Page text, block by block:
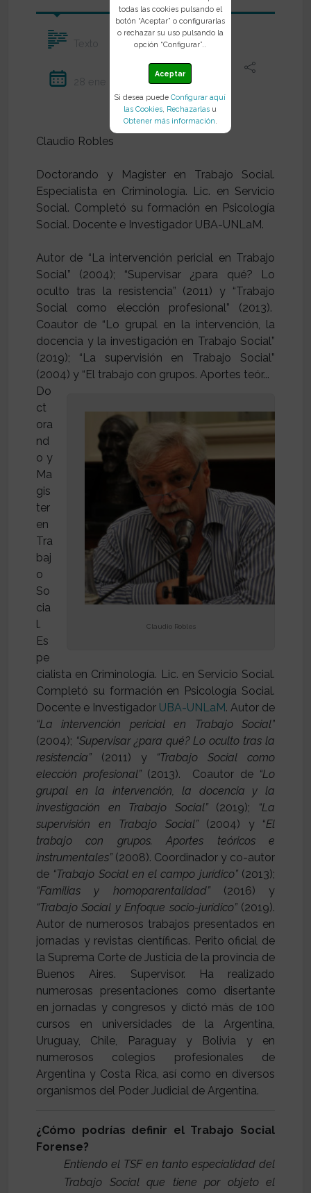
todas las cookies pulsando el
botón “Aceptar” o configurarlas
o rechazar su uso pulsando la
opción “Configurar”..
Aceptar
Si desea puedeConfigurar aquí
las Cookies Rechazarlas u
Obtener más información
Texto
28 ene 2021
Claudio Robles
Doctorando y Magister en Trabajo Social.
Especialista en Criminología. Lic. en Servicio
Social. Completó su formación en Psicología
Social. Docente e Investigador UBA-UNLaM.
Autor de “La intervención pericial en Trabajo
Social” (2004); “Supervisar ¿para qué? Lo
oculto tras la resistencia” (2011) y “Trabajo
Social como elección profesional” (2013).
Coautor de “Lo grupal en la intervención, la
docencia y la investigación en Trabajo Social”
(2019); “La supervisión en Trabajo Social”
Claudio Robles
Do
ct
ora
nd
o y
Ma
gis
ter
en
Tra
baj
o
So
cia
l.
Es
pe
cialista en Criminología. Lic. en Servicio Social.
Completó su formación en Psicología Social.
Docente e Investigador UBA-UNLaM. Autor de
“La intervención pericial en Trabajo Social”
(2004); “Supervisar ¿para qué? Lo oculto tras la
resistencia” (2011) y “Trabajo Social como
elección profesional”(2013). Coautor de “Lo
grupal en la intervención, la docencia y la
investigación en Trabajo Social”(2019);
“La
supervisión en Trabajo Social”(2004) y “El
trabajo con grupos. Aportes teóricos e
instrumentales” (2008). Coordinador y co-autor
de “Trabajo Social en el campo jurídico”(2013);
“Familias y homoparentalidad”(2016) y
“Trabajo Social y Enfoque socio-jurídico”(2019).
Autor de numerosos trabajos presentados en
jornadas y revistas científicas. Perito oficial de
la Suprema Corte de Justicia de la provincia de
Buenos Aires. Supervisor. Ha realizado
numerosas presentaciones como disertante
en jornadas y congresos y dictó más de 100
cursos en universidades de la Argentina,
Uruguay, Chile, Paraguay y Bolivia y en
numerosos colegios profesionales de
Argentina y Costa Rica, así como en diversos
organismos del Poder Judicial de Argentina.
¿Cómo podrías definir el Trabajo Social
Forense?
Entiendo el TSF en tanto especialidad del
Trabajo Social que tiene por objeto el